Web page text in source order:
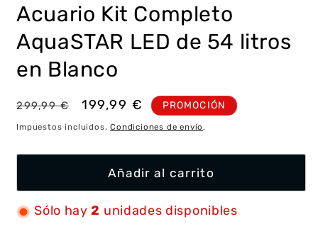
1
en
una
ventana
modal
Acuario Kit Completo
AquaSTAR LED de 54 litros
en Blanco
Precio
habitual
299,99 €
Precio
de
199,99 € PROMOCIÓN
Impuestos incluidos.Condiciones de envío.
Añadir al carrito
Sólo hay 2 unidades disponibles